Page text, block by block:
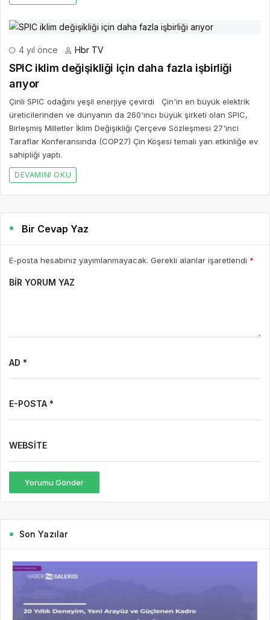
4 yıl önce Hbr TV
SPIC iklim değişikliği için daha fazla işbirliği
arıyor
Çinli SPIC odağını yeşil enerjiye çevirdi Çin'in en büyük elektrik
üreticilerinden ve dünyanın da 260'ıncı büyük şirketi olan SPIC,
Birleşmiş Milletler İklim Değişikliği Çerçeve Sözleşmesi 27'inci
Taraflar Konferansında (COP27) Çin Köşesi temalı yan etkinliğe ev
sahipliği yaptı.
DEVAMINI OKU
Bir Cevap Yaz
E-posta hesabınız yayımlanmayacak. Gerekli alanlar işaretlendi *
BIR YORUM YAZ
AD *
E-POSTA *
WEBSITE
Yorumu Gönder
Son Yazılar